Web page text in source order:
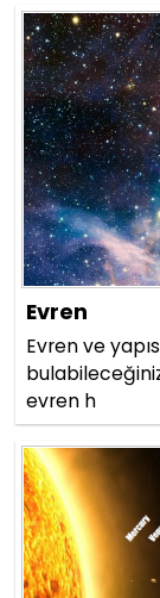
Evren
Evren ve
evren h